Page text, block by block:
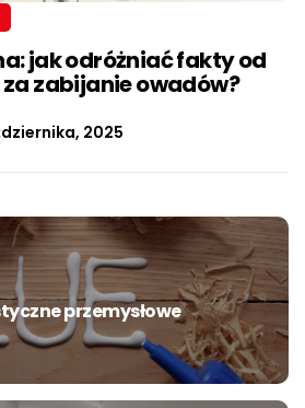
jak odróżniać fakty od
zabijanie owadów?
2025
przemysłowe